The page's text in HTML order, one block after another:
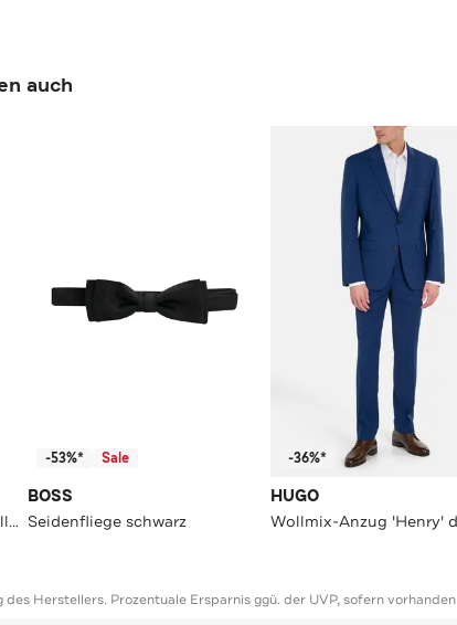
auch
Business-Hemd Gestreift Hellblau Loose Fit
-53%* Sale
BOSS
Seidenfliege schwarz
-36%*
HUGO
Herstellers. Prozentuale Ersparnis ggü. der UVP, sofern vorhanden